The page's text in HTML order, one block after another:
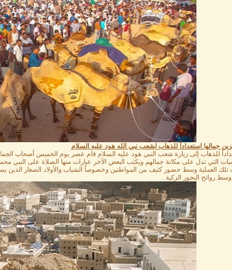
جمالها استعداداً للذهاب لِشعب نبي الله هود عليه السلام
للذهاب إلى زيارة شعب النبي هود عليه السلام قام عصر يوم الخميس أصحاب الجمال
التي تدل على مكانة جمالهم ويكتب البعض الآخر عبارات منها الصلاة على النبي
العملية وسط حضور كثيف من المواطنين وخصوصاً الشباب والأولاد الصغار الذين
وسط روائح البخور الزكية .